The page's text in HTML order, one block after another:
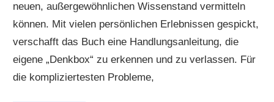
neuen, außergewöhnlichen Wissenstand vermitteln
können. Mit vielen persönlichen Erlebnissen gespickt,
verschafft das Buch eine Handlungsanleitung, die
eigene „Denkbox“ zu erkennen und zu verlassen. Für
die kompliziertesten Probleme,